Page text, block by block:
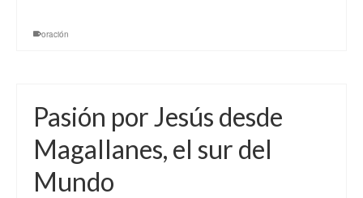
oración
Pasión por Jesús desde
Magallanes, el sur del
Mundo